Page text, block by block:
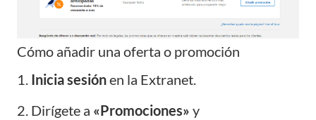
Cómo añadir una oferta o promoción
1. Inicia sesiónen la Extranet.
2. Dirígete a «Promociones» y